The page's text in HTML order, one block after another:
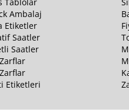
Tablolar
Ambalaj
Etiketler
Saatler
Saatler
Etiketleri